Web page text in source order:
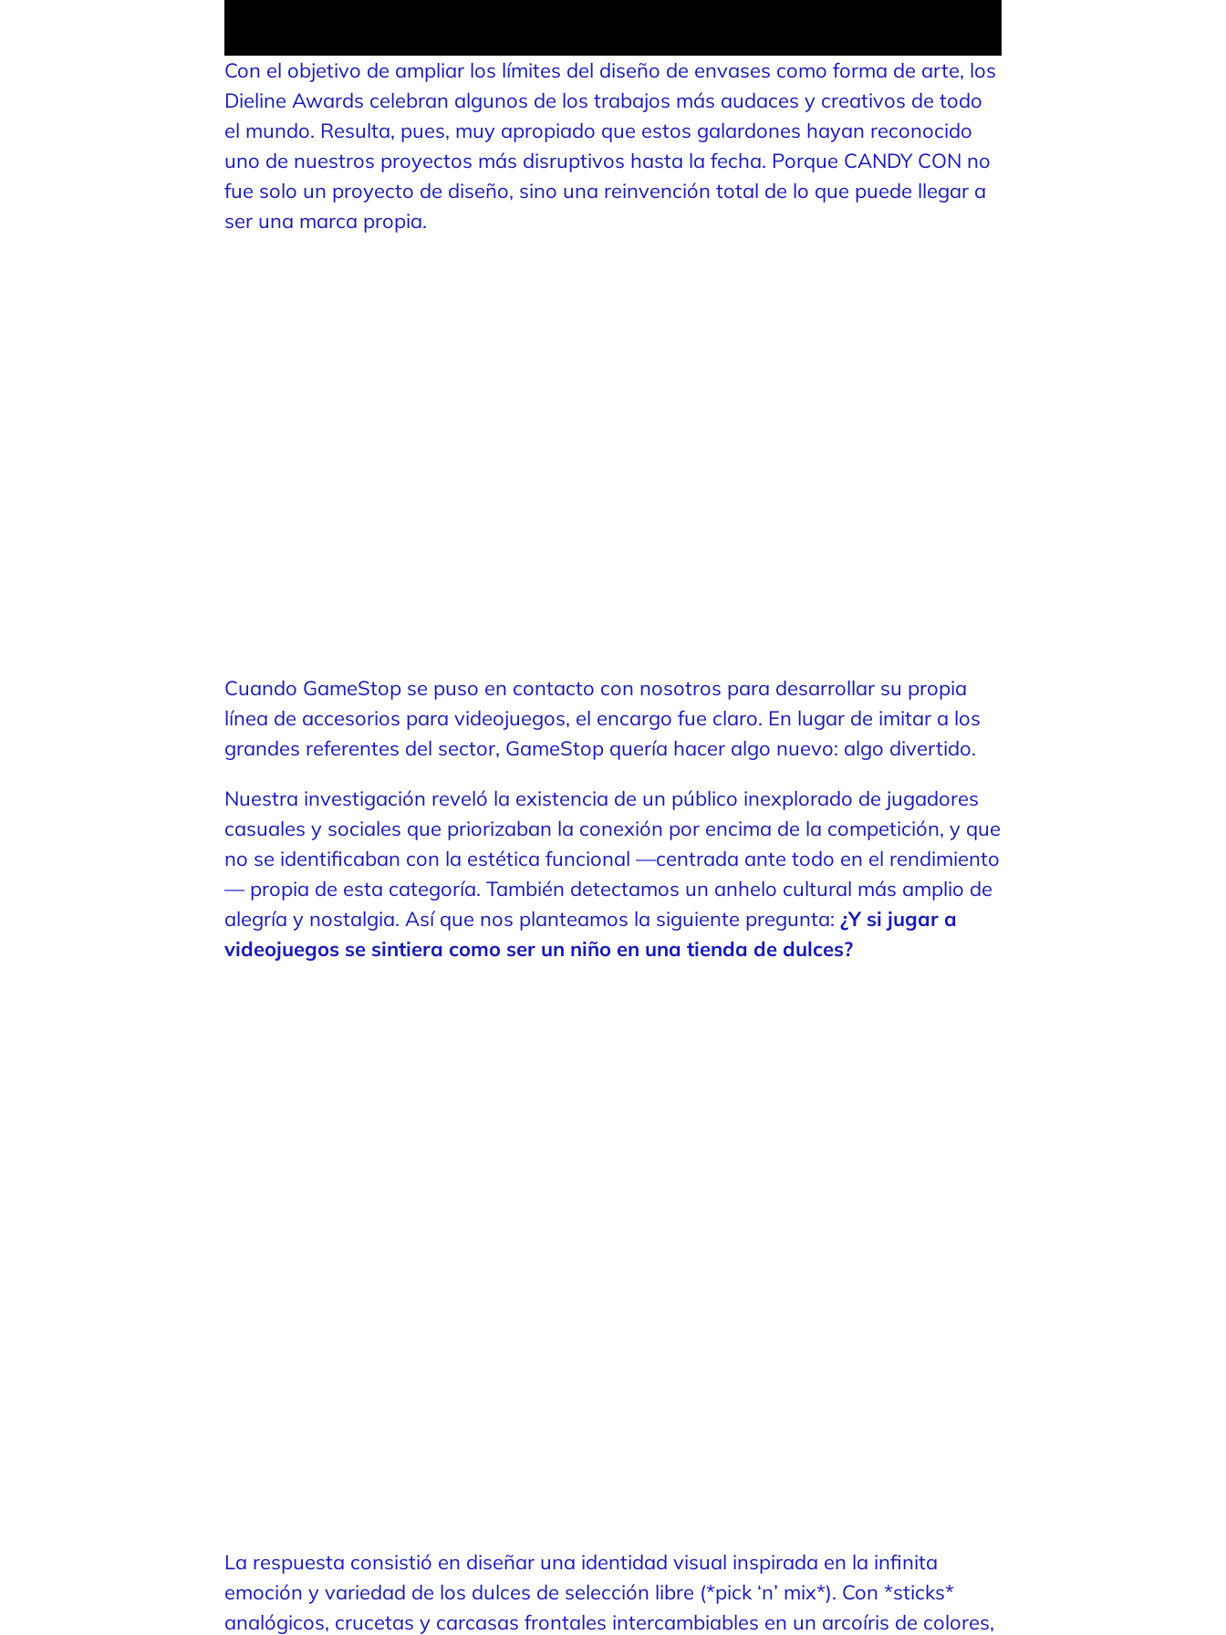
Con el objetivo de ampliar los límites del diseño de envases como forma de arte, los
Dieline Awards celebran algunos de los trabajos más audaces y creativos de todo
el mundo. Resulta, pues, muy apropiado que estos galardones hayan reconocido
uno de nuestros proyectos más disruptivos hasta la fecha. Porque CANDY CON no
fue solo un proyecto de diseño, sino una reinvención total de lo que puede llegar a
ser una marca propia.
Cuando GameStop se puso en contacto con nosotros para desarrollar su propia
línea de accesorios para videojuegos, el encargo fue claro. En lugar de imitar a los
grandes referentes del sector, GameStop quería hacer algo nuevo: algo divertido.
Nuestra investigación reveló la existencia de un público inexplorado de jugadores
casuales y sociales que priorizaban la conexión por encima de la competición, y que
no se identificaban con la estética funcional —centrada ante todo en el rendimiento
— propia de esta categoría. También detectamos un anhelo cultural más amplio de
alegría y nostalgia. Así que nos planteamos la siguiente pregunta: ¿Y si jugar a
videojuegos se sintiera como ser un niño en una tienda de dulces?
La respuesta consistió en diseñar una identidad visual inspirada en la infinita
emoción y variedad de los dulces de selección libre (*pick ‘n’ mix*). Con *sticks*
analógicos, crucetas y carcasas frontales intercambiables en un arcoíris de colores,